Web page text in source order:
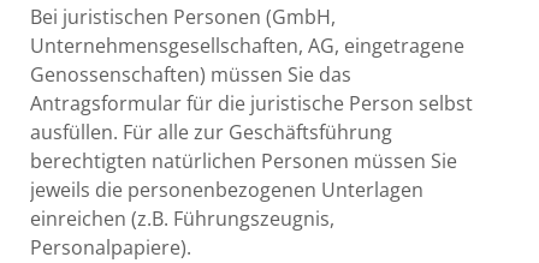
Bei juristischen Personen (GmbH,
Unternehmensgesellschaften, AG, eingetragene
Genossenschaften) müssen Sie das
Antragsformular für die juristische Person selbst
ausfüllen. Für alle zur Geschäftsführung
berechtigten natürlichen Personen müssen Sie
jeweils die personenbezogenen Unterlagen
einreichen (z.B. Führungszeugnis,
Personalpapiere).